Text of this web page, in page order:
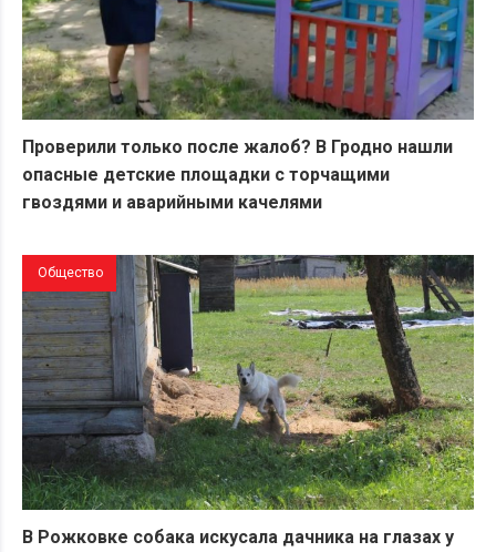
Проверили только после жалоб? В Гродно нашли
опасные детские площадки с торчащими
гвоздями и аварийными качелями
Общество
В Рожковке собака искусала дачника на глазах у